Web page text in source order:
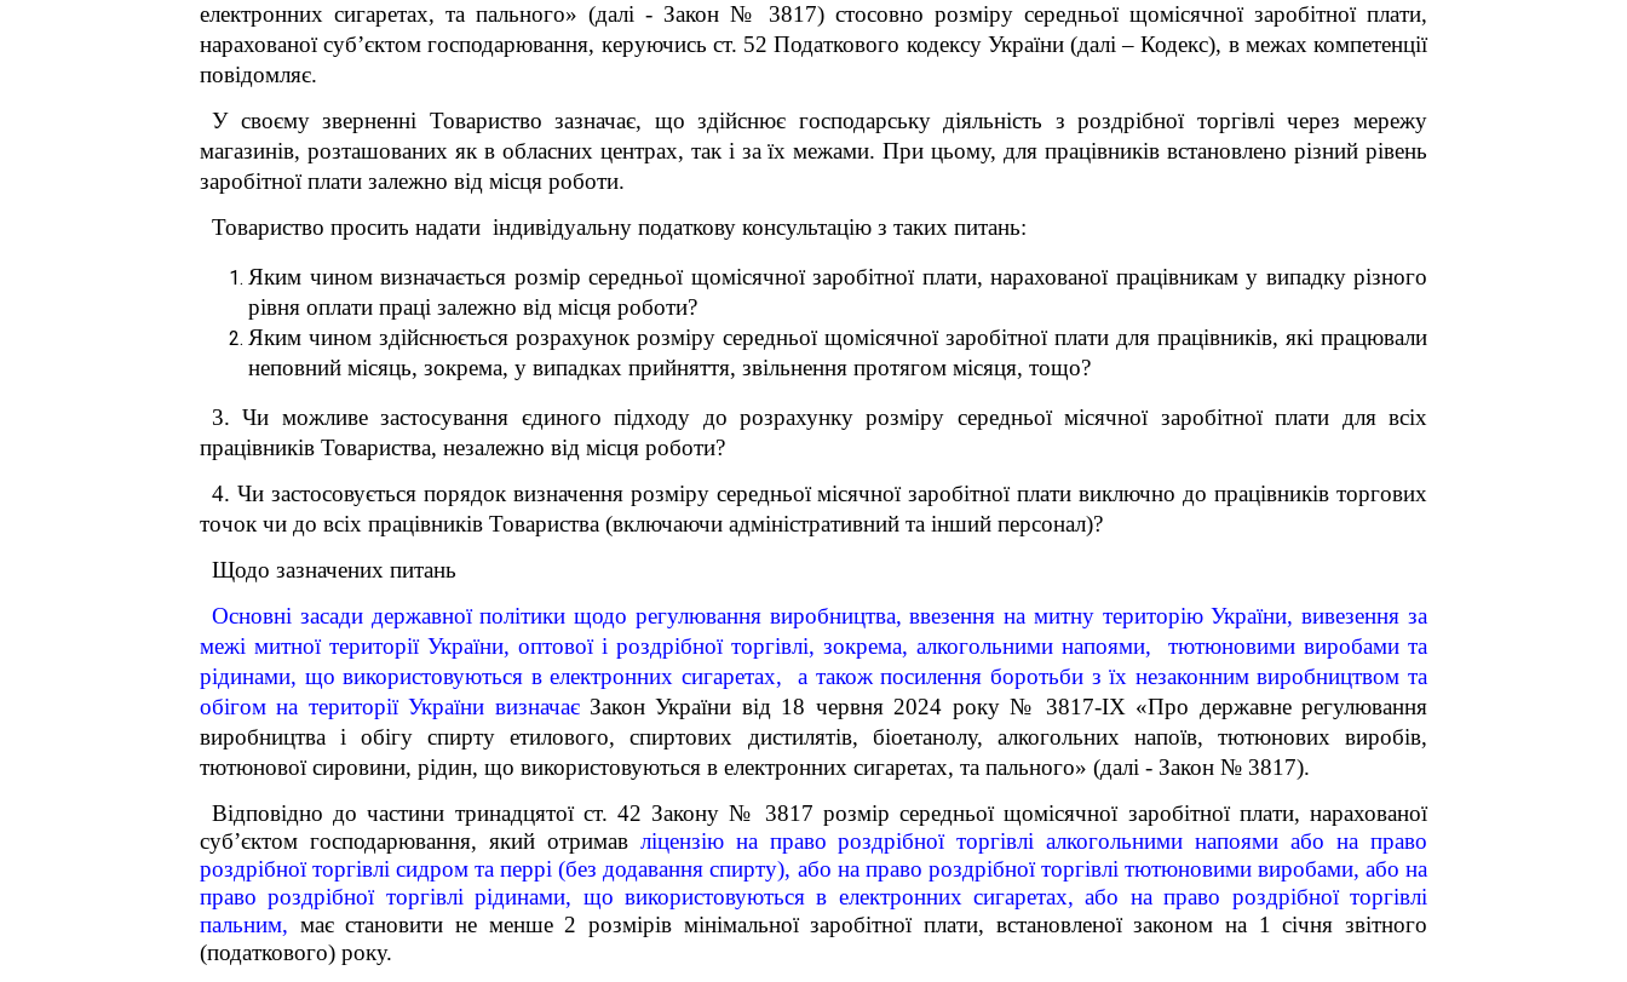
електронних сигаретах, та пального» (далі - Закон № 3817) стосовно розміру середньої щомісячної заробітної плати,
нарахованої суб’єктом господарювання, керуючись ст. 52 Податкового кодексу України (далі – Кодекс), в межах компетенції
повідомляє.
У своєму зверненні Товариство зазначає, що здійснює господарську діяльність з роздрібної торгівлі через мережу
магазинів, розташованих як в обласних центрах, так і за їх межами. При цьому, для працівників встановлено різний рівень
заробітної плати залежно від місця роботи.
Товариство просить надати індивідуальну податкову консультацію з таких питань:
Яким чином визначається розмір середньої щомісячної заробітної плати, нарахованої працівникам у випадку різного
рівня оплати праці залежно від місця роботи?
Яким чином здійснюється розрахунок розміру середньої щомісячної заробітної плати для працівників, які працювали
неповний місяць, зокрема, у випадках прийняття, звільнення протягом місяця, тощо?
3. Чи можливе застосування єдиного підходу до розрахунку розміру середньої місячної заробітної плати для всіх
працівників Товариства, незалежно від місця роботи?
4. Чи застосовується порядок визначення розміру середньої місячної заробітної плати виключно до працівників торгових
точок чи до всіх працівників Товариства (включаючи адміністративний та інший персонал)?
Щодо зазначених питань
Основні засади державної політики щодо регулювання виробництва, ввезення на митну територію України, вивезення за
межі митної території України, оптової і роздрібної торгівлі, зокрема, алкогольними напоями, тютюновими виробами та
рідинами, що використовуються в електронних сигаретах, а також посилення боротьби з їх незаконним виробництвом та
обігом на території України визначаєЗакон України від 18 червня 2024 року № 3817-IX «Про державне регулювання
виробництва і обігу спирту етилового, спиртових дистилятів, біоетанолу, алкогольних напоїв, тютюнових виробів,
тютюнової сировини, рідин, що використовуються в електронних сигаретах, та пального» (далі - Закон № 3817).
Відповідно до частини тринадцятої ст. 42 Закону № 3817 розмір середньої щомісячної заробітної плати, нарахованої
суб’єктом господарювання, який отримав ліцензію на право роздрібної торгівлі алкогольними напоями або на право
роздрібної торгівлі сидром та перрі (без додавання спирту), або на право роздрібної торгівлі тютюновими виробами, або на
право роздрібної торгівлі рідинами, що використовуються в електронних сигаретах, або на право роздрібної торгівлі
пальним, має становити не менше 2 розмірів мінімальної заробітної плати, встановленої законом на 1 січня звітного
(податкового) року.